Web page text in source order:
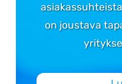
on joustava